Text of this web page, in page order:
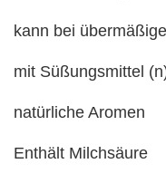
kann bei
mit Süßungsmittel
natürliche Aromen
Enthält Milchsäure